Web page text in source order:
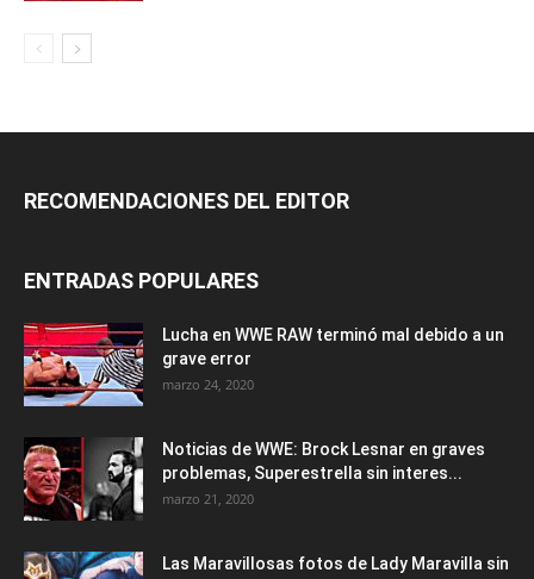
RECOMENDACIONES DEL EDITOR
ENTRADAS POPULARES
Lucha en WWE RAW terminó mal debido a un
grave error
marzo 24, 2020
Noticias de WWE: Brock Lesnar en graves
problemas, Superestrella sin interes...
marzo 21, 2020
Las Maravillosas fotos de Lady Maravilla sin